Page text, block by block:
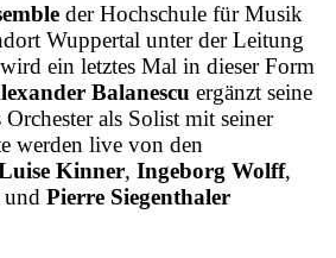
der Hochschule für Musik
Wuppertal unter der Leitung
wird ein letztes Mal in dieser Form
Balanescu ergänzt seine
als Solist mit seiner
werden live von den
Kinner, Ingeborg Wolff,
und Pierre Siegenthaler